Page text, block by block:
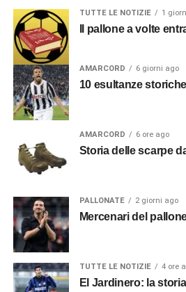
TUTTE LE NOTIZIE 1
Il pallone a volte
AMARCORD 6 giorni ago
10 esultanze storiche
AMARCORD 6 ore ago
Storia delle scarpe
PALLONATE 2 giorni ago
Mercenari del
TUTTE LE NOTIZIE 4 ore
El Jardinero: la